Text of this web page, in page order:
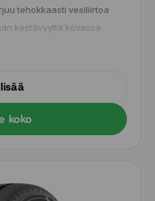
tehokkaasti vesiliirtoa
kestävyyttä kovassa
koko